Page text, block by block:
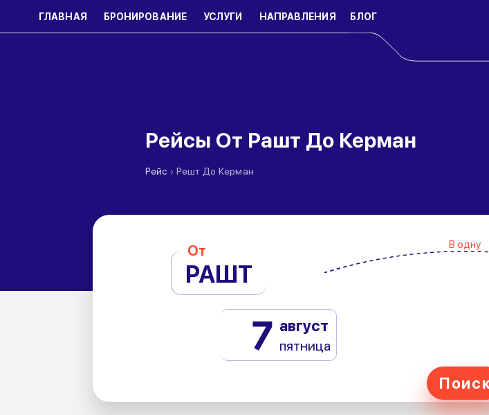
ГЛАВНАЯ БРОНИРОВАНИЕ УСЛУГИ НАПРАВЛЕНИЯ БЛОГ
Рейсы От Рашт До Керман
Рейс › Решт До Керман
От
РАШТ
В одну
7 август
пятница